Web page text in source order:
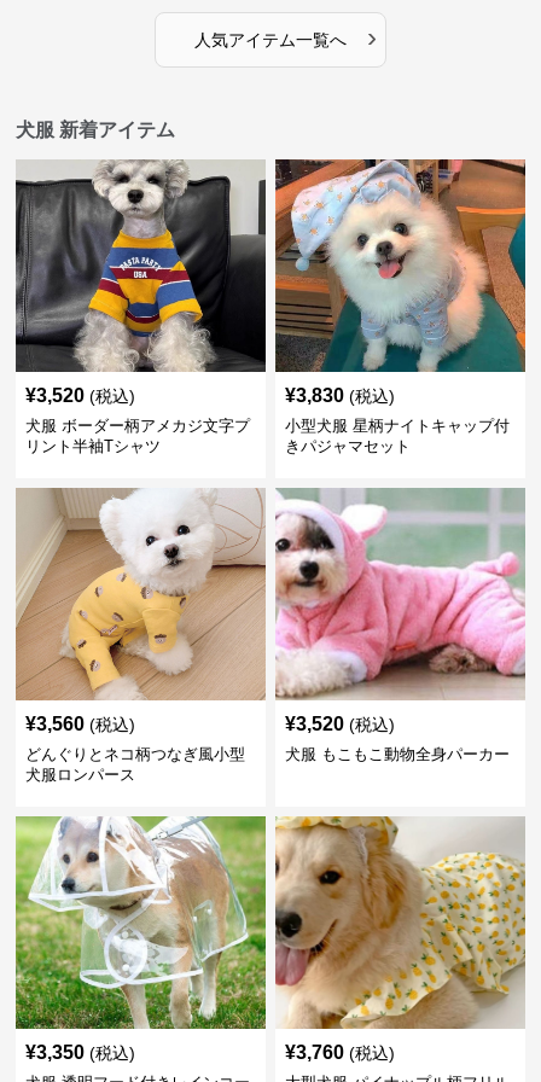
人気アイテム一覧へ ›
犬服 新着アイテム
¥3,520 (税込)
犬服 ボーダー柄アメカジ文字プ
リント半袖Tシャツ
¥3,830 (税込)
小型犬服 星柄ナイトキャップ付
きパジャマセット
¥3,560 (税込)
どんぐりとネコ柄つなぎ風小型
犬服ロンパース
¥3,520 (税込)
犬服 もこもこ動物全身パーカー
¥3,350 (税込) ¥3,760 (税込)